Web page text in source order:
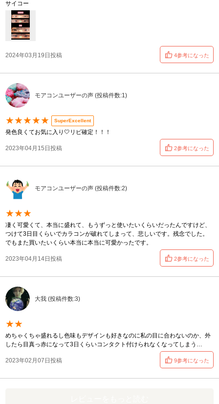
サイコー
2024年03月19日投稿 4参考になった
モアコンユーザーの声 (投稿件数:1)
★★★★★ SuperExcellent
発色良くてお気に入り🤍リピ確定！！！
2023年04月15日投稿 2参考になった
モアコンユーザーの声 (投稿件数:2)
★★★
凄く可愛くて、本当に盛れて、もうずっと使いたいくらいだったんですけど、
つけて3日目くらいでカラコンが破れてしまって、悲しいです。残念でした。
でもまた買いたいくらい本当に本当に可愛かったです。
2023年04月14日投稿 2参考になった
大我 (投稿件数:3)
★★
めちゃくちゃ盛れるし色味もデザインも好きなのに私の目に合わないのか、外
したら目真っ赤になって3日くらいコンタクト付けられなくなってしまう…
2023年02月07日投稿 9参考になった